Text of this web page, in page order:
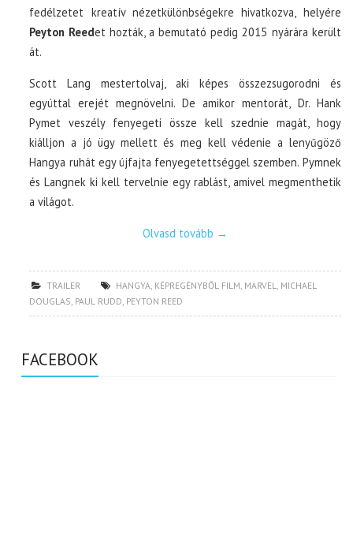
fedélzetet kreatív nézetkülönbségekre hivatkozva, helyére
Peyton Reedet hozták, a bemutató pedig 2015 nyárára került
át.
Scott Lang mestertolvaj, aki képes összezsugorodni és
egyúttal erejét megnövelni. De amikor mentorát, Dr. Hank
Pymet veszély fenyegeti össze kell szednie magát, hogy
kiálljon a jó ügy mellett és meg kell védenie a lenyűgöző
Hangya ruhát egy újfajta fenyegetettséggel szemben. Pymnek
és Langnek ki kell tervelnie egy rablást, amivel megmenthetik
a világot.
Olvasd tovább →
TRAILER HANGYA KÉPREGÉNYBŐL FILM MARVEL
MICHAEL
DOUGLAS PAUL RUDD PEYTON REED
FACEBOOK